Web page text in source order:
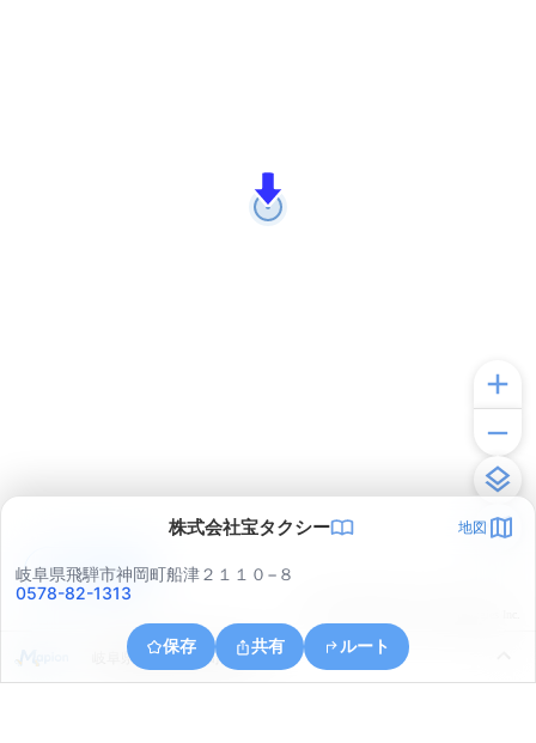
株式会社宝タクシー 地図
岐阜県飛騨市神岡町船津２１１０−８
0578-82-1313
保存 共有 ルート
岐阜県飛騨市神岡町梨ケ根
アプリで見る